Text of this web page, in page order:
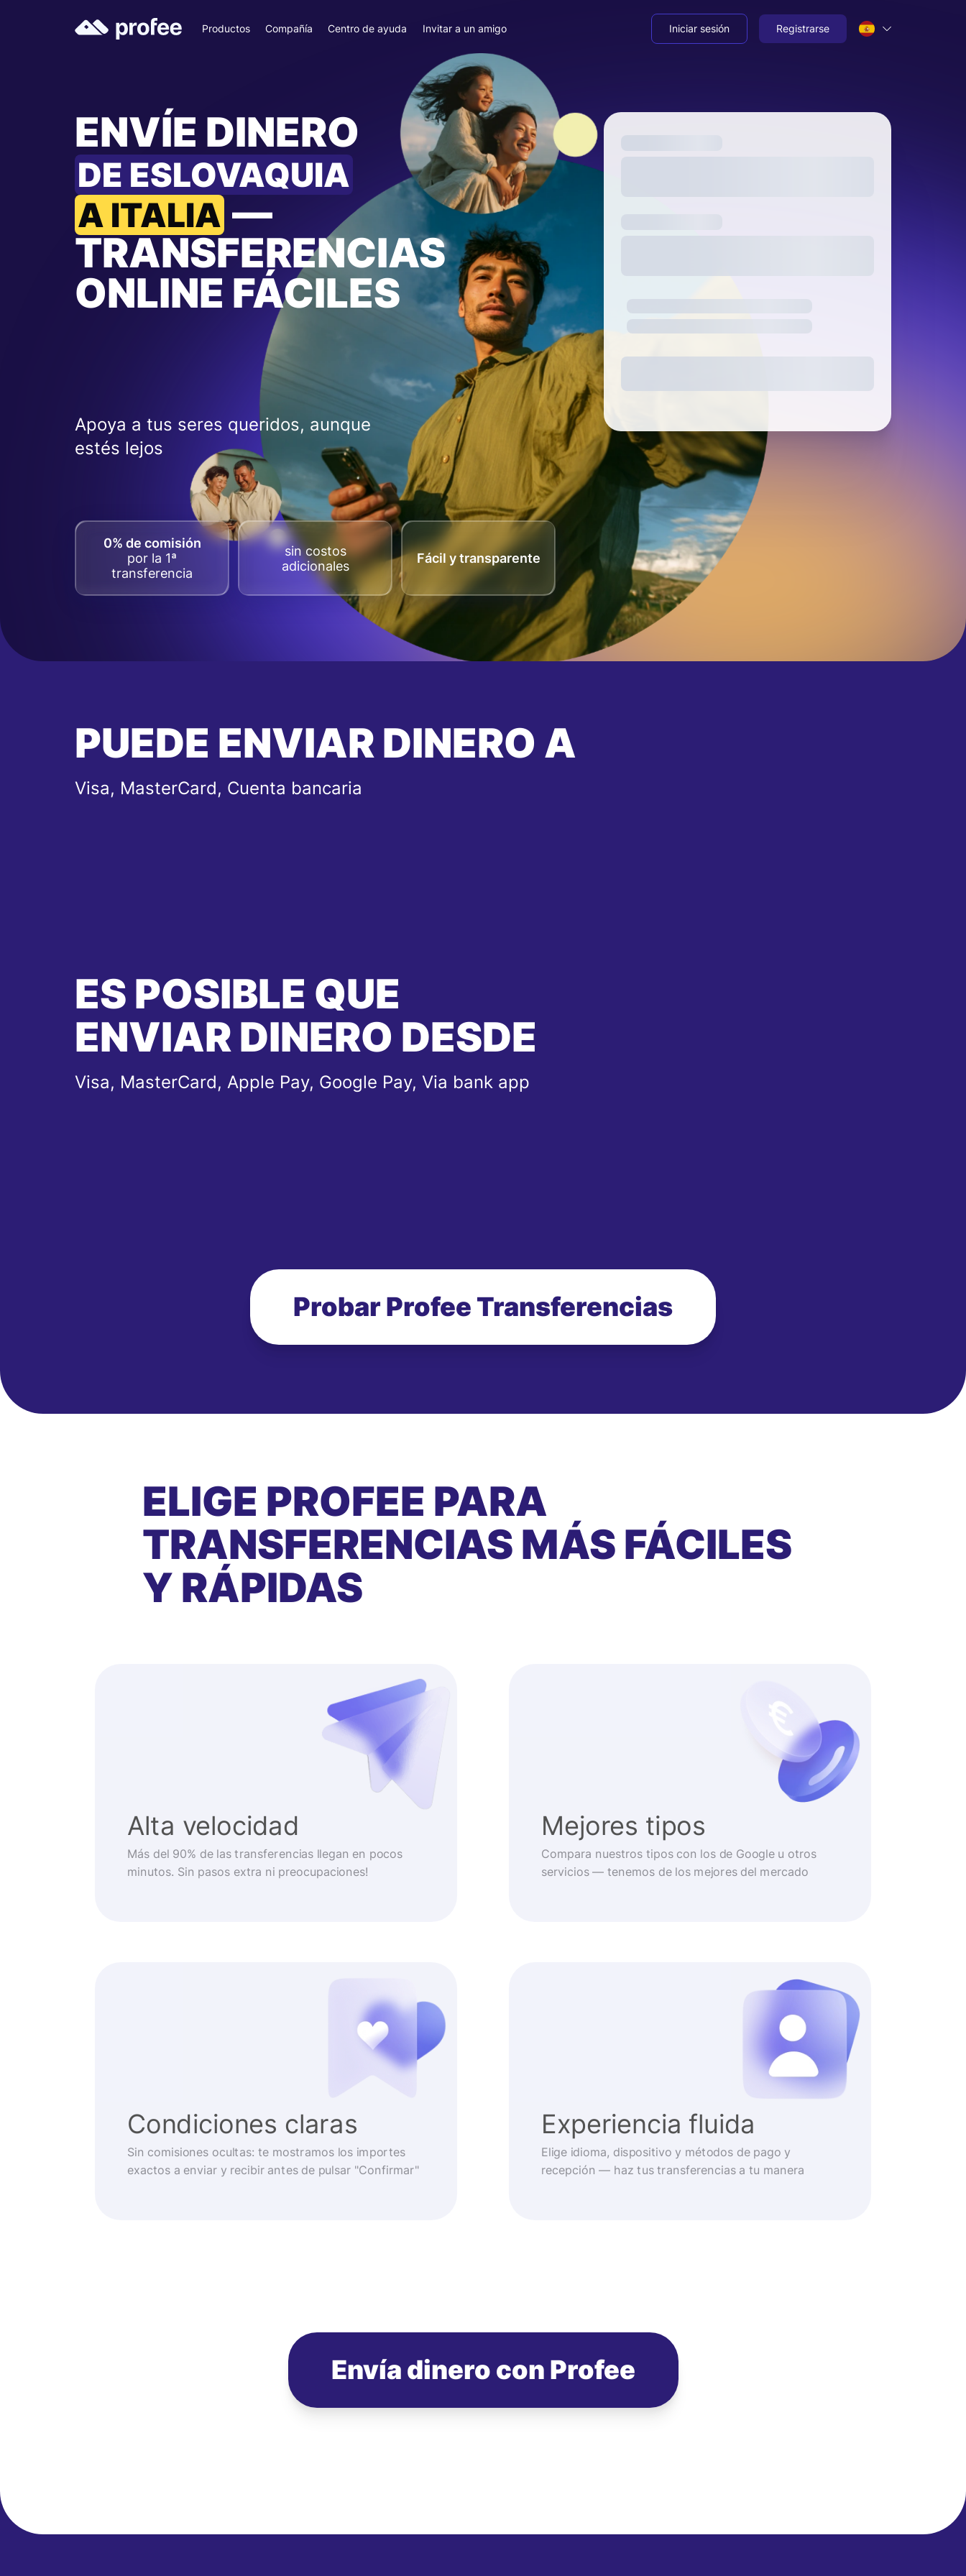
Productos Compañía Centro de ayuda Invitar a un amigo Iniciar sesión Registrarse
ENVÍE DINERO
DE ESLOVAQUIA
A ITALIA —
TRANSFERENCIAS
ONLINE FÁCILES
Apoya a tus seres queridos, aunque
estés lejos
0% de comisión
por la 1ª
transferencia
sin costos
adicionales
Fácil y transparente
PUEDE ENVIAR DINERO A
Visa, MasterCard, Cuenta bancaria
ES POSIBLE QUE
ENVIAR DINERO DESDE
Visa, MasterCard, Apple Pay, Google Pay, Via bank app
Probar Profee Transferencias
ELIGE PROFEE PARA
TRANSFERENCIAS MÁS FÁCILES
Y RÁPIDAS
Alta velocidad
Más del 90% de las transferencias llegan en pocos
minutos. Sin pasos extra ni preocupaciones!
Mejores tipos
Compara nuestros tipos con los de Google u otros
servicios — tenemos de los mejores del mercado
Condiciones claras
Sin comisiones ocultas: te mostramos los importes
exactos a enviar y recibir antes de pulsar "Confirmar"
Experiencia fluida
Elige idioma, dispositivo y métodos de pago y
recepción — haz tus transferencias a tu manera
Envía dinero con Profee